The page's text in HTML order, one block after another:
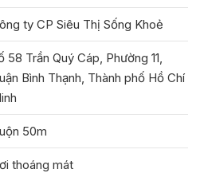
ty CP Siêu Thị Sống Khoẻ
58 Trần Quý Cáp, Phường 11,
Bình Thạnh, Thành phố Hồ Chí
50m
thoáng mát